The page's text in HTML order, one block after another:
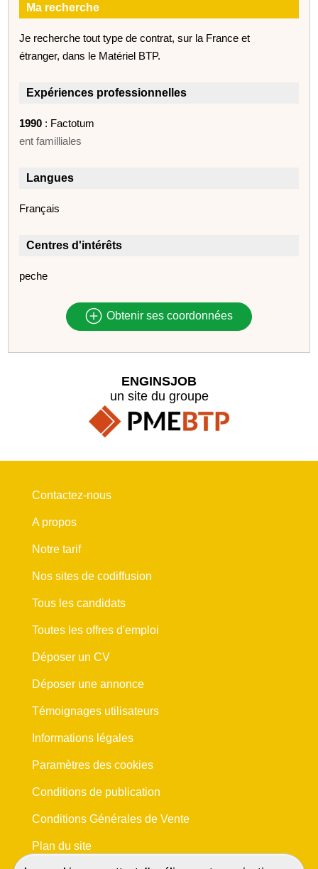
Ma recherche
Je recherche tout type de contrat, sur la France et
étranger, dans le Matériel BTP.
Expériences professionnelles
1990 : Factotum
ent familliales
Langues
Français
Centres d'intérêts
peche
Obtenir ses coordonnées
ENGINSJOB
un site du groupe
Contactez-nous
A propos
Notre tarif
Nos sites de codiffusion
Tous les candidats
Toutes les offres d'emploi
Déposer un CV
Déposer une annonce
Témoignages utilisateurs
Informations légales
Paramètres des cookies
Conditions de publication
Conditions Générales de Vente
Plan du site